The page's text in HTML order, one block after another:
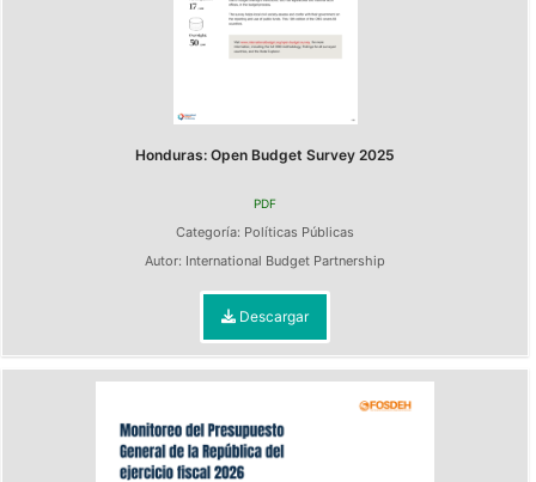
Honduras: Open Budget Survey 2025
PDF
Categoría: Políticas Públicas
Autor: International Budget Partnership
Descargar